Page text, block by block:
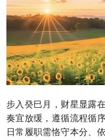
步入癸巳月，财星显露
奏宜放缓，遵循流程循
日常履职需恪守本分、